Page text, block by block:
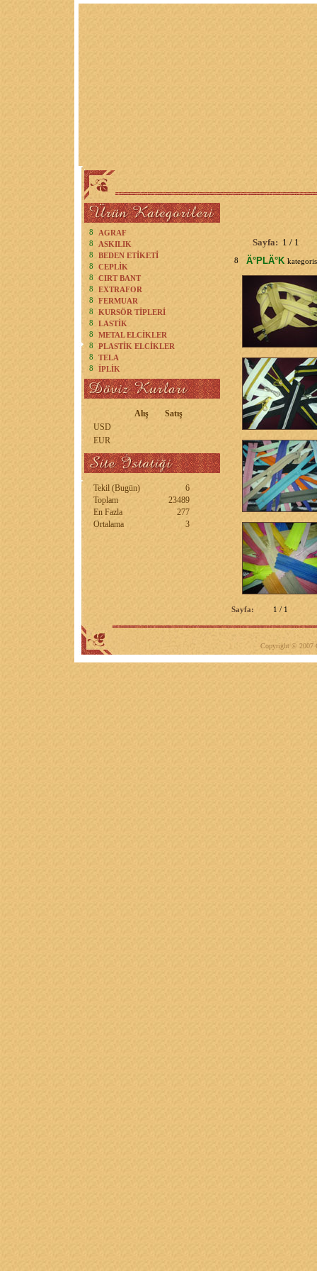
8 AGRAF
8 ASKILIK
8 BEDEN ETİKETİ
8 CEPLİK
8 CIRT BANT
8 EXTRAFOR
8 FERMUAR
8 KURSÖR TİPLERİ
8 LASTİK
8 METAL ELCİKLER
8 PLASTİK ELCİKLER
8 TELA
8 İPLİK
Sayfa: 1 / 1
8 Ä°PLÄ°K
Sayfa: 1 / 1
Copyright © 2007